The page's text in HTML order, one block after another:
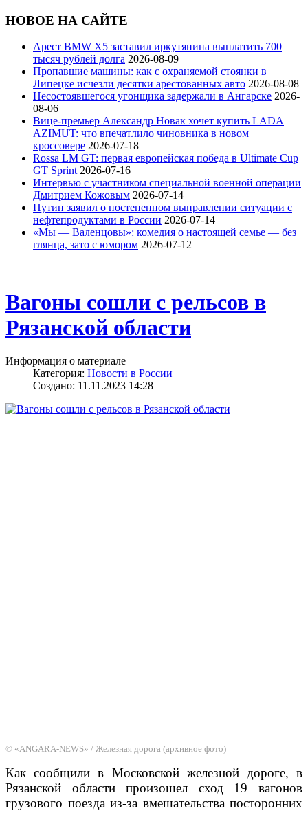
НОВОЕ НА САЙТЕ
Арест BMW X5 заставил иркутянина выплатить 700
тысяч рублей долга 2026-08-09
Пропавшие машины: как с охраняемой стоянки в
Липецке исчезли десятки арестованных авто 2026-08-08
Несостоявшегося угонщика задержали в Ангарске 2026-
08-06
Вице‑премьер Александр Новак хочет купить LADA
AZIMUT: что впечатлило чиновника в новом
кроссовере 2026-07-18
Rossa LM GT: первая европейская победа в Ultimate Cup
GT Sprint 2026-07-16
Интервью с участником специальной военной операции
Дмитрием Кожовым 2026-07-14
Путин заявил о постепенном выправлении ситуации с
нефтепродуктами в России 2026-07-14
«Мы — Валенцовы»: комедия о настоящей семье — без
глянца, зато с юмором 2026-07-12
Вагоны сошли с рельсов в
Рязанской области
Информация о материале
Категория: Новости в России
Создано: 11.11.2023 14:28
© «ANGARA-NEWS» / Железная дорога (архивное фото)
Каксообщили в Московской железной дороге, в
Рязанской областипроизошел сход 19 вагонов
грузового поездаиз-за вмешательства посторонних